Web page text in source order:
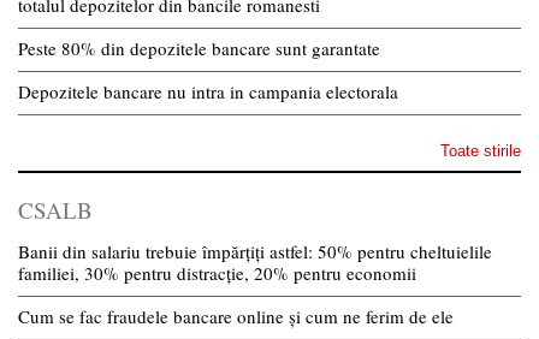
Peste 80% din depozitele bancare sunt garantate
Depozitele bancare nu intra in campania electorala
Toate stirile
CSALB
Banii din salariu trebuie împărțiți astfel: 50% pentru cheltuielile
familiei, 30% pentru distracție, 20% pentru economii
Cum se fac fraudele bancare online și cum ne ferim de ele